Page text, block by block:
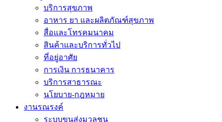
บริการสุขภาพ
อาหาร ยา และผลิตภัณฑ์สุขภาพ
สื่อและโทรคมนาคม
สินค้าและบริการทั่วไป
ที่อยู่อาศัย
การเงิน การธนาคาร
บริการสาธารณะ
นโยบาย-กฎหมาย
งานรณรงค์
ระบบขนส่งมวลชน